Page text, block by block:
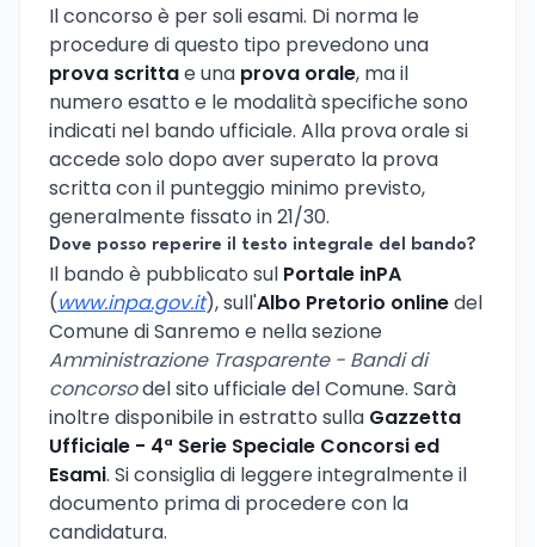
Il concorso è per soli esami. Di norma le
procedure di questo tipo prevedono una
prova scrittae una prova orale, ma il
numero esatto e le modalità specifiche sono
indicati nel bando ufficiale. Alla prova orale si
accede solo dopo aver superato la prova
scritta con il punteggio minimo previsto,
generalmente fissato in 21/30.
Dove posso reperire il testo integrale del bando?
Il bando è pubblicato sul Portale inPA
(www.inpa.gov.it), sull'Albo Pretorio onlinedel
Comune di Sanremo e nella sezione
Amministrazione Trasparente - Bandi di
concorsodel sito ufficiale del Comune. Sarà
inoltre disponibile in estratto sulla Gazzetta
Ufficiale - 4ª Serie Speciale Concorsi ed
Esami. Si consiglia di leggere integralmente il
documento prima di procedere con la
candidatura.